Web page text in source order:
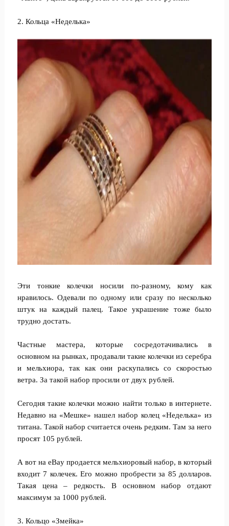
2. Кольца «Неделька»
Эти тонкие колечки носили по-разному, кому как
нравилось. Одевали по одному или сразу по несколько
штук на каждый палец. Такое украшение тоже было
трудно достать.
Частные мастера, которые сосредотачивались в
основном на рынках, продавали такие колечки из серебра
и мельхиора, так как они раскупались со скоростью
ветра. За такой набор просили от двух рублей.
Сегодня такие колечки можно найти только в интернете.
Недавно на «Мешке» нашел набор колец «Неделька» из
титана. Такой набор считается очень редким. Там за него
просят 105 рублей.
А вот на eBay продается мельхиоровый набор, в который
входит 7 колечек. Его можно пробрести за 85 долларов.
Такая цена – редкость. В основном набор отдают
максимум за 1000 рублей.
3. Кольцо «Змейка»